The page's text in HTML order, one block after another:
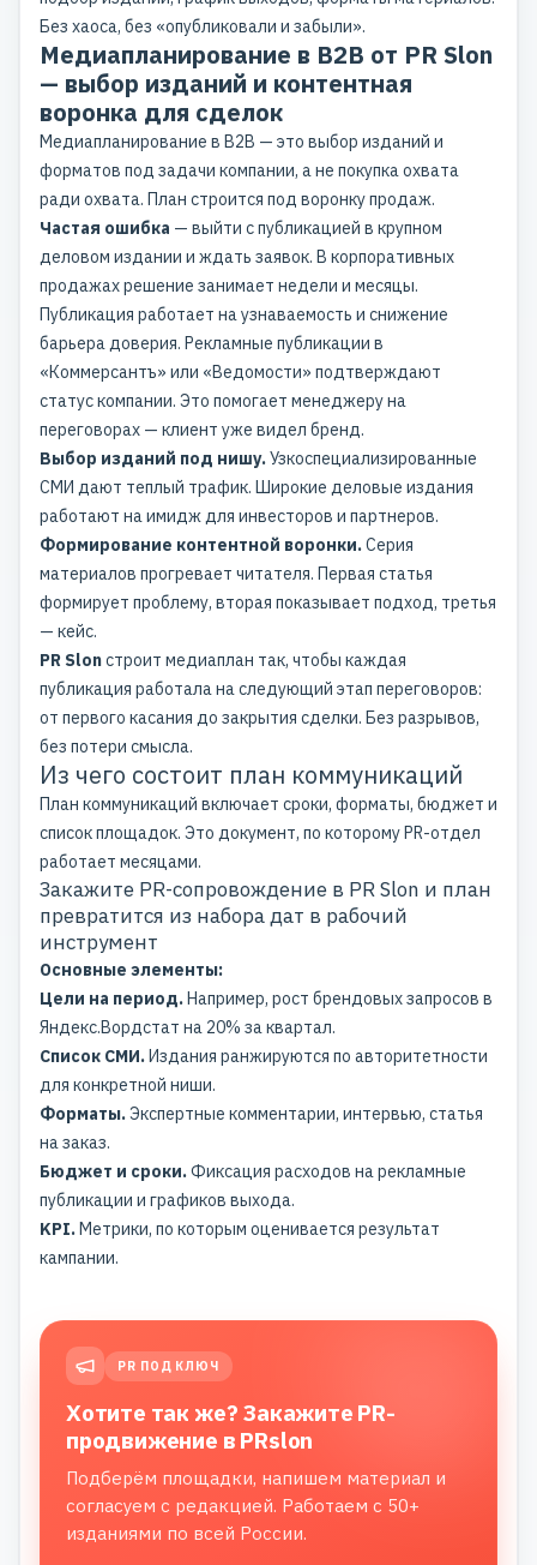
Без хаоса, без «опубликовали и забыли».
Медиапланирование в B2B от PR Slon
— выбор изданий и контентная
воронка для сделок
Медиапланирование в B2B — это выбор изданий и
форматов под задачи компании, а не покупка охвата
ради охвата. План строится под воронку продаж.
Частая ошибка — выйти с публикацией в крупном
деловом издании и ждать заявок. В корпоративных
продажах решение занимает недели и месяцы.
Публикация работает на узнаваемость и снижение
барьера доверия. Рекламные публикации в
«Коммерсантъ» или «Ведомости» подтверждают
статус компании. Это помогает менеджеру на
переговорах — клиент уже видел бренд.
Выбор изданий под нишу.Узкоспециализированные
СМИ дают теплый трафик. Широкие деловые издания
работают на имидж для инвесторов и партнеров.
Формирование контентной воронки.Серия
материалов прогревает читателя. Первая статья
формирует проблему, вторая показывает подход, третья
— кейс.
PR Slonстроит медиаплан так, чтобы каждая
публикация работала на следующий этап переговоров:
от первого касания до закрытия сделки. Без разрывов,
без потери смысла.
Из чего состоит план коммуникаций
План коммуникаций включает сроки, форматы, бюджет и
список площадок. Это документ, по которому PR-отдел
работает месяцами.
Закажите PR-сопровождение в PR Slon и план
превратится из набора дат в рабочий
инструмент
Основные элементы:
Цели на период.Например, рост брендовых запросов в
Яндекс.Вордстат на 20% за квартал.
Список СМИ.Издания ранжируются по авторитетности
для конкретной ниши.
Форматы.Экспертные комментарии, интервью, статья
на заказ.
Бюджет и сроки.Фиксация расходов на рекламные
публикации и графиков выхода.
KPI.Метрики, по которым оценивается результат
кампании.
PR ПОД КЛЮЧ
Хотите так же? Закажите PR-
продвижение в PRslon
Подберём площадки, напишем материал и
согласуем с редакцией. Работаем с 50+
изданиями по всей России.